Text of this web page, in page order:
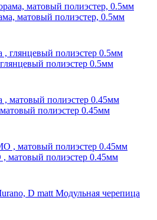
матовый полиэстер, 0.5мм
полиэстер 0.5мм
полиэстер 0.45мм
полиэстер 0.45мм
Модульная черепица